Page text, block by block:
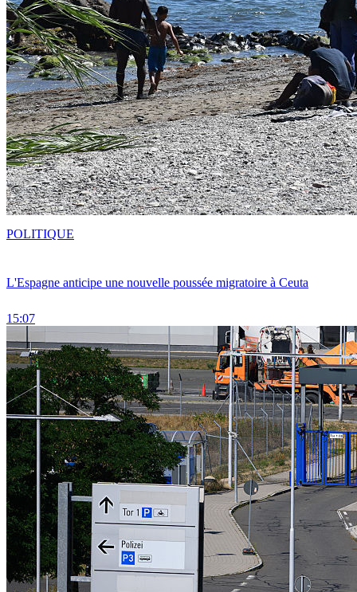
L'Espagne anticipe une nouvelle poussée migratoire à Ceuta
15:07
POLITIQUE